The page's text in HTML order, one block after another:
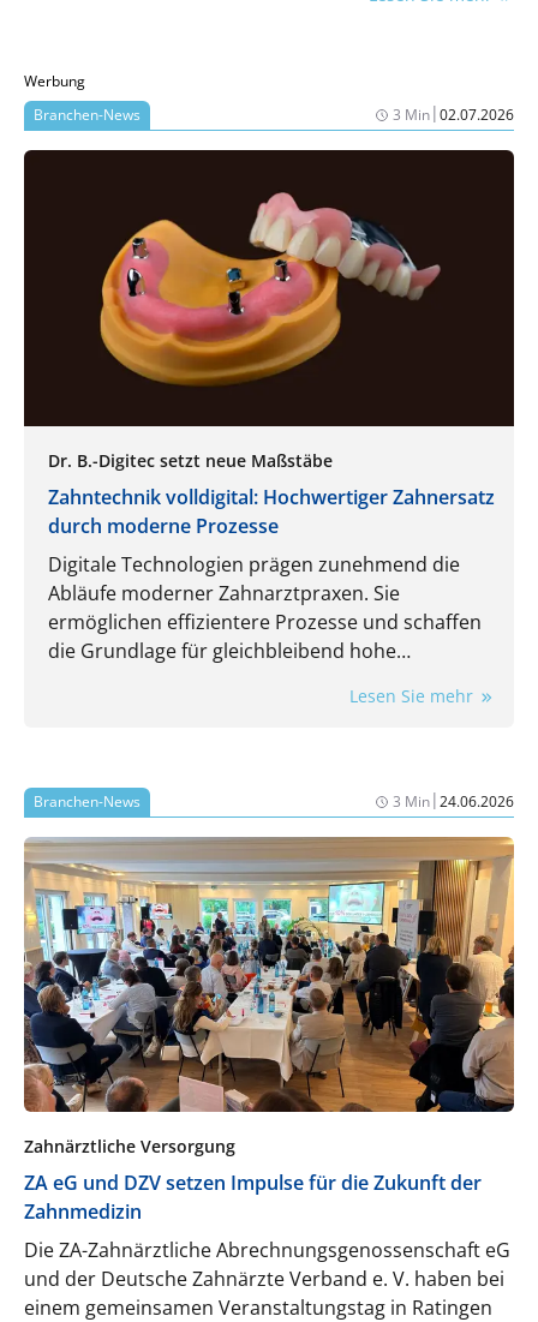
Werbung
Branchen-News
3 Min|02.07.2026
Dr. B.-Digitec setzt neue Maßstäbe
Zahntechnik volldigital: Hochwertiger Zahnersatz
durch moderne Prozesse
Digitale Technologien prägen zunehmend die
Abläufe moderner Zahnarztpraxen. Sie
ermöglichen effizientere Prozesse und schaffen
die Grundlage für gleichbleibend hohe
Zahnersatzlösungen. Von der Datenerfassung
Teleskopversorgungen mit Dr. B.-Digitec als
zuverlässigem Partner künftig vollständig digital
kommuniziert, mittels CAD/CAM und 3D-Druck
nach internationalen Standards gefertigt und
schnell sowie kosteneffizient an die Patient:innen
geliefert. Zahntechnik wird so zu einem digitalen
Ökosystem, das präzise, reproduzierbare und
skalierbare Lösungen effizient und modern
umsetzt.
Lesen Sie mehr
Branchen-News 3 Min|24.06.2026
Zahnärztliche Versorgung
ZA eG und DZV setzen Impulse für die Zukunft der
Zahnmedizin
Die ZA-Zahnärztliche Abrechnungsgenossenschaft eG
und der Deutsche Zahnärzte Verband e. V. haben bei
einem gemeinsamen Veranstaltungstag in Ratingen